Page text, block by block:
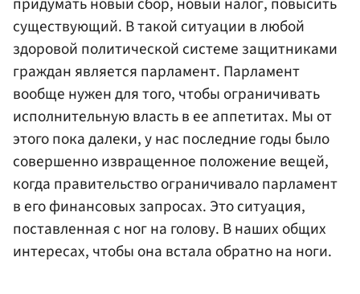
существующий. В такой ситуации в любой
здоровой политической системе защитниками
граждан является парламент. Парламент
вообще нужен для того, чтобы ограничивать
исполнительную власть в ее аппетитах. Мы от
этого пока далеки, у нас последние годы было
совершенно извращенное положение вещей,
когда правительство ограничивало парламент
в его финансовых запросах. Это ситуация,
поставленная с ног на голову. В наших общих
интересах, чтобы она встала обратно на ноги.